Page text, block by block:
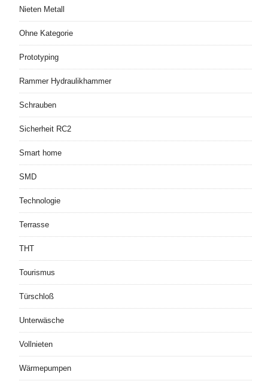
Nieten Metall
Ohne Kategorie
Prototyping
Rammer Hydraulikhammer
Schrauben
Sicherheit RC2
Smart home
SMD
Technologie
Terrasse
THT
Tourismus
Türschloß
Unterwäsche
Vollnieten
Wärmepumpen